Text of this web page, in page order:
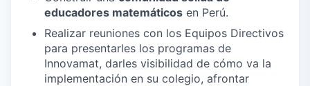
educadores matemáticos en Perú.
Realizar reuniones con los Equipos Directivos
para presentarles los programas de
Innovamat, darles visibilidad de cómo va la
implementación en su colegio, afrontar